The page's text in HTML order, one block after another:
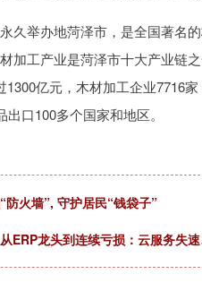
久举办地菏泽市，是全国著名
加工产业是菏泽市十大产业链
亿元，木材加工企业7716
口100多个国家和地区。
火墙”, 守护居民“钱袋子”
ERP龙头到连续亏损：云服务失